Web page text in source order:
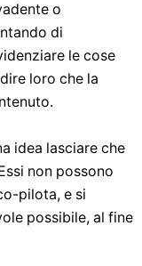
o
di
le cose
loro che la
idea lasciare che
non possono
pilota, e si
possibile, al fine